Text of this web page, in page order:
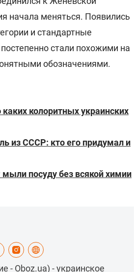
начала меняться. Появились
и стандартные
стали похожими на
обозначениями.
колоритных украинских
из СССР: кто его придумал и
посуду без всякой химии
- Oboz.ua) - украинское